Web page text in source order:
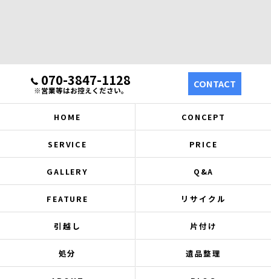
070-3847-1128
※営業等はお控えください。
CONTACT
HOME CONCEPT
SERVICE PRICE
GALLERY Q&A
FEATURE リサイクル
引越し 片付け
処分 遺品整理